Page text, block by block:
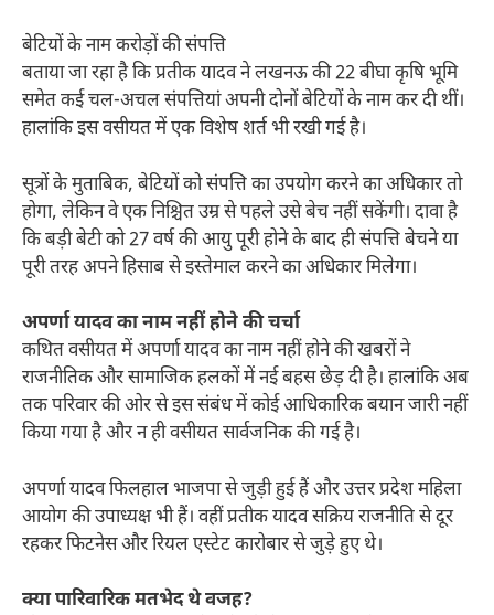
बेटियों के नाम करोड़ों की संपत्ति
बताया जा रहा है कि प्रतीक यादव ने लखनऊ की 22 बीघा कृषि भूमि
समेत कई चल-अचल संपत्तियां अपनी दोनों बेटियों के नाम कर दी थीं।
हालांकि इस वसीयत में एक विशेष शर्त भी रखी गई है।
सूत्रों के मुताबिक, बेटियों को संपत्ति का उपयोग करने का अधिकार तो
होगा, लेकिन वे एक निश्चित उम्र से पहले उसे बेच नहीं सकेंगी। दावा है
कि बड़ी बेटी को 27 वर्ष की आयु पूरी होने के बाद ही संपत्ति बेचने या
पूरी तरह अपने हिसाब से इस्तेमाल करने का अधिकार मिलेगा।
अपर्णा यादव का नाम नहीं होने की चर्चा
कथित वसीयत में अपर्णा यादव का नाम नहीं होने की खबरों ने
राजनीतिक और सामाजिक हलकों में नई बहस छेड़ दी है। हालांकि अब
तक परिवार की ओर से इस संबंध में कोई आधिकारिक बयान जारी नहीं
किया गया है और न ही वसीयत सार्वजनिक की गई है।
अपर्णा यादव फिलहाल भाजपा से जुड़ी हुई हैं और उत्तर प्रदेश महिला
आयोग की उपाध्यक्ष भी हैं। वहीं प्रतीक यादव सक्रिय राजनीति से दूर
रहकर फिटनेस और रियल एस्टेट कारोबार से जुड़े हुए थे।
क्या पारिवारिक मतभेद थे वजह?